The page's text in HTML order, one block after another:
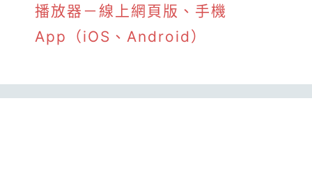
播放器－線上網頁版、手機
App（iOS、Android）